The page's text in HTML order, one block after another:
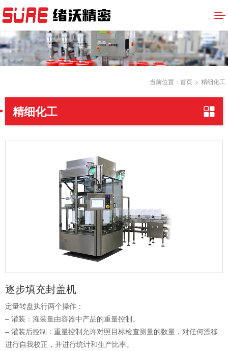
当前位置： 首页 > 精细化工
精细化工
逐步填充封盖机
定量转盘执行两个操作：
– 灌装：灌装量由容器中产品的重量控制。
– 灌装后控制：重量控制允许对照目标检查测量的数量，对任何漂移
进行自我校正，并进行统计和生产比率。